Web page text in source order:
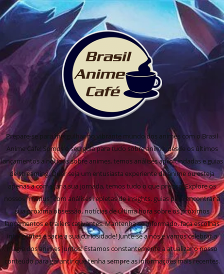
Prepare-se para mergulhar no vibrante mundo dos animes com o Brasil
Anime Cafe! Somos o seu guia para tudo sobre anime, desde os últimos
lançamentos a notícias sobre animes, temos análises aprofundadas e guias
de streaming. Quer seja um entusiasta experiente de anime ou esteja
apenas a começar a sua jornada, temos tudo o que precisa! Explore os
nossos "menus" com análises repletas de insights, guias para encontrar a
sua próxima obsessão, notícias de última hora sobre os próximos
lançamentos e trailers cativantes. Mantenha-se informado, faça escolhas
inteligentes e sacie a sua curiosidade! Junte-se a nós e vamos celebrar a
magia dos animes juntos! Estamos constantemente a atualizar o nosso
conteúdo para garantir que tenha sempre as informações mais recentes.